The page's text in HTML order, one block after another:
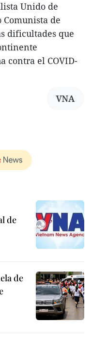
Unido de
Comunista de
dificultades que
contra el COVID-
VNA
de
de